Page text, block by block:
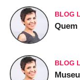
BLOG
BLOG